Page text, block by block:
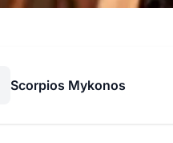
Scorpios Mykonos